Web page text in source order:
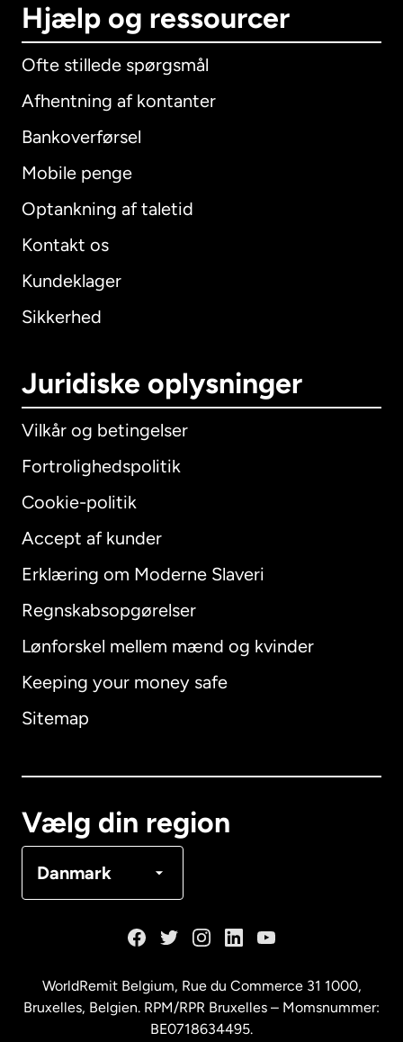
Hjælp og ressourcer
Ofte stillede spørgsmål
Afhentning af kontanter
Bankoverførsel
Mobile penge
Optankning af taletid
Kontakt os
Kundeklager
Sikkerhed
Juridiske oplysninger
Vilkår og betingelser
Fortrolighedspolitik
Cookie-politik
Accept af kunder
Erklæring om Moderne Slaveri
Regnskabsopgørelser
Lønforskel mellem mænd og kvinder
Keeping your money safe
Sitemap
Vælg din region
Danmark
International English
Australien
Malaysia
WorldRemit Belgium, Rue du Commerce 31 1000,
Bruxelles, Belgien. RPM/RPR Bruxelles – Momsnummer:
BE0718634495.